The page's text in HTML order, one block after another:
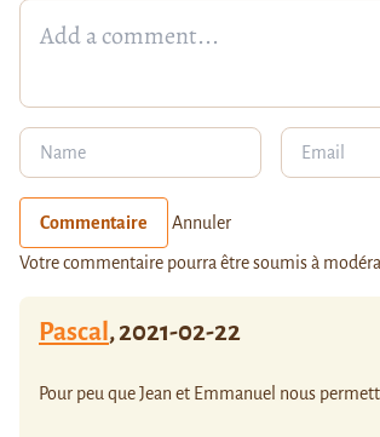
Commentaire Annuler
Votre commentaire pourra être soumis à
Pascal,2021-02-22
Pour peu que Jean et Emmanuel nous